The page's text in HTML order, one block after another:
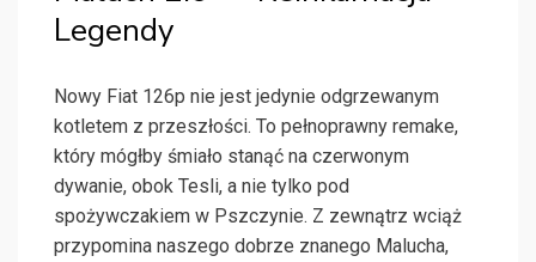
Legendy
Nowy Fiat 126p nie jest jedynie odgrzewanym
kotletem z przeszłości. To pełnoprawny remake,
który mógłby śmiało stanąć na czerwonym
dywanie, obok Tesli, a nie tylko pod
spożywczakiem w Pszczynie. Z zewnątrz wciąż
przypomina naszego dobrze znanego Malucha,